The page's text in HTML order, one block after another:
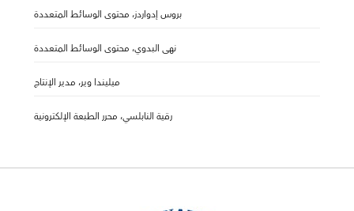
بروس إدواردز، محتوى الوسائط المتعددة
نهى البدوي، محتوى الوسائط المتعددة
ميليندا وير، مدير الإنتاج
رقية النابلسي، محرر الطبعة الإلكترونية